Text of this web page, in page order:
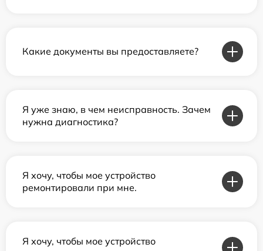
Какие документы вы предоставляете?
Я уже знаю, в чем неисправность. Зачем
нужна диагностика?
Я хочу, чтобы мое устройство
ремонтировали при мне.
Я хочу, чтобы мое устройство